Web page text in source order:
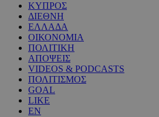
ΚΥΠΡΟΣ
ΔΙΕΘΝΗ
ΕΛΛΑΔΑ
ΟΙΚΟΝΟΜΙΑ
ΠΟΛΙΤΙΚΗ
ΑΠΟΨΕΙΣ
VIDEOS & PODCASTS
ΠΟΛΙΤΙΣΜΟΣ
GOAL
LIKE
EN